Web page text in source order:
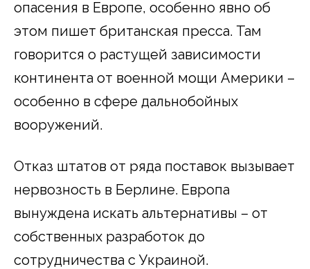
опасения в Европе, особенно явно об
этом пишет британская пресса. Там
говорится о растущей зависимости
континента от военной мощи Америки –
особенно в сфере дальнобойных
вооружений.
Отказ штатов от ряда поставок вызывает
нервозность в Берлине. Европа
вынуждена искать альтернативы – от
собственных разработок до
сотрудничества с Украиной.